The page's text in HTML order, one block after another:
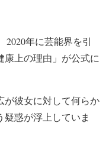
年に芸能界を引
上の理由」が公式に
が彼女に対して何らか
惑が浮上していま